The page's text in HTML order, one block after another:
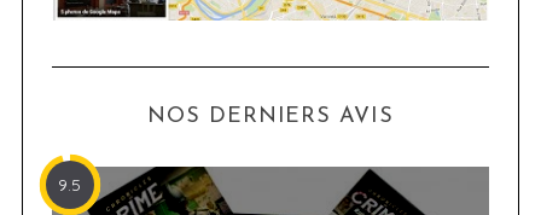
NOS DERNIERS AVIS
9.5